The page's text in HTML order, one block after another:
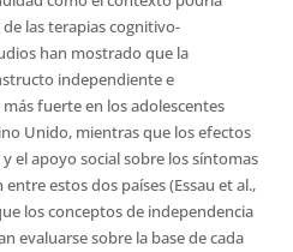
las terapias cognitivo-
han mostrado que la
independiente e
fuerte en los adolescentes
Unido, mientras que los efectos
el apoyo social sobre los síntomas
estos dos países (Essau et al.,
los conceptos de independencia
evaluarse sobre la base de cada